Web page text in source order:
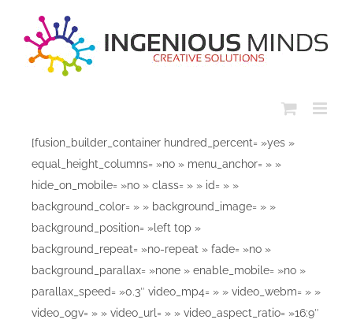
content
[fusion_builder_container hundred_percent= »yes »
equal_height_columns= »no » menu_anchor= » »
hide_on_mobile= »no » class= » » id= » »
background_color= » » background_image= » »
background_position= »left top »
background_repeat= »no-repeat » fade= »no »
background_parallax= »none » enable_mobile= »no »
parallax_speed= »0.3″ video_mp4= » » video_webm= » »
video_ogv= » » video_url= » » video_aspect_ratio= »16:9″